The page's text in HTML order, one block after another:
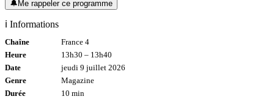
🔔Me rappeler ce programme
ℹ️ Informations
Chaîne
France 4
Heure
13h30 – 13h40
Date
jeudi 9 juillet 2026
Genre
Magazine
Durée
10 min